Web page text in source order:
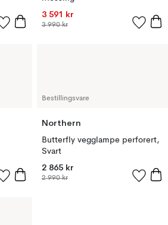
3 591 kr
3 990 kr
Bestillingsvare
Northern
Butterfly vegglampe perforert,
Svart
2 865 kr
2 990 kr